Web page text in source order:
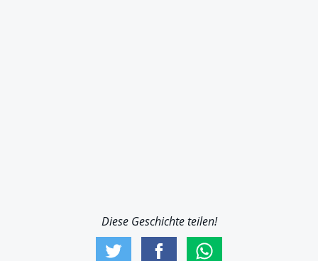
Diese Geschichte teilen!